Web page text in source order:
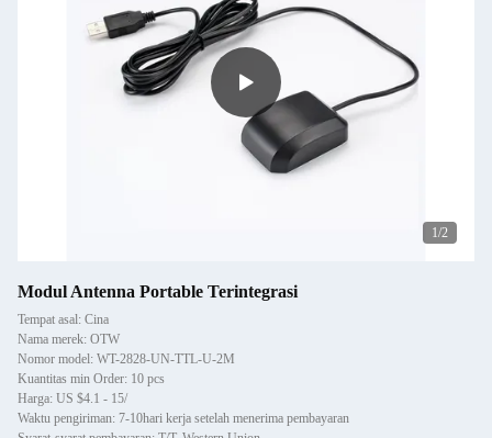
1/2
Modul Antenna Portable Terintegrasi
Tempat asal: Cina
Nama merek: OTW
Nomor model: WT-2828-UN-TTL-U-2M
Kuantitas min Order: 10 pcs
Harga: US $4.1 - 15/
Waktu pengiriman: 7-10hari kerja setelah menerima pembayaran